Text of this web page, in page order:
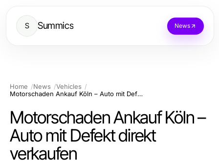
S Summics News
Home News
Vehicles
Motorschaden Ankauf Köln – Auto mit Defekt direkt verkaufen
Motorschaden Ankauf Köln –
Auto mit Defekt direkt
verkaufen